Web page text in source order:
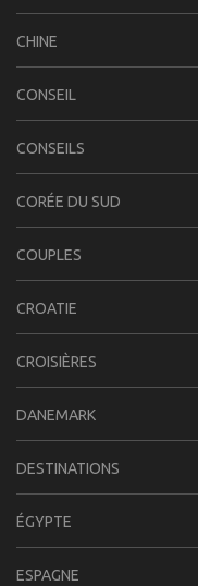
CHINE
CONSEIL
CONSEILS
CORÉE DU SUD
COUPLES
CROATIE
CROISIÈRES
DANEMARK
DESTINATIONS
ÉGYPTE
ESPAGNE